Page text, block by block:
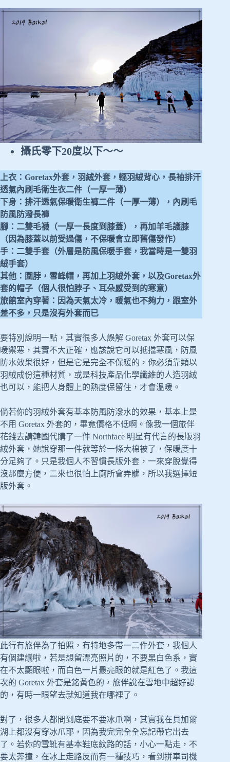
攝氏零下20度以下～～
上衣：Goretax外套，羽絨外套，輕羽絨背心，長袖排汗
透氣內刷毛衛生衣二件（一厚一薄）
下身：排汗透氣保暖衛生褲二件（一厚一薄），內刷毛
防風防潑長褲
腳：二雙毛襪（一厚一長度到膝蓋），再加羊毛護膝
（因為膝蓋以前受過傷，不保暖會立即舊傷發作）
手：二雙手套（外層是防風保暖手套，我當時是一雙羽
絨手套）
其他：圍脖，雪峰帽，再加上羽絨外套，以及Goretax外
套的帽子（個人很怕脖子、耳朵感受到的寒意）
旅館室內穿著：因為天氣太冷，暖氣也不夠力，跟室外
差不多，只是沒有外套而已
要特別說明一點，其實很多人誤解 Goretax 外套可以保
暖禦寒，其實不大正確，應該說它可以抵擋寒風，防風
防水效果很好，但是它是完全不保暖的，你必須靠類以
羽絨成份這種材質，或是科技產品化學纖維的人造羽絨
也可以，能把人身體上的熱度保留住，才會溫暖。
倘若你的羽絨外套有基本防風防潑水的效果，基本上是
不用 Goretax 外套的，畢竟價格不低啊。像我一個旅伴
花錢去請韓國代購了一件 Northface 明星有代言的長版羽
絨外套，她說穿那一件就等於一條大棉被了，保暖度十
分足夠了。只是我個人不習慣長版外套，一來穿脫覺得
沒那麼方便，二來也很怕上廁所會弄髒，所以我選擇短
版外套。
此行有旅伴為了拍照，有特地多帶一二件外套，我個人
有個建議啦，若是想留漂亮照片的，不要黑白色系，實
在不太顯眼啦，而白色一片最亮眼的就是紅色了。我這
次的 Goretax 外套是銘黃色的，旅伴說在雪地中超好認
的，有時一眼望去就知道我在哪裡了。
對了，很多人都問到底要不要冰爪啊，其實我在貝加爾
湖上都沒有穿冰爪耶，因為我完完全全忘記帶它出去
了。若你的雪靴有基本鞋底紋路的話，小心一點走，不
要太莾撞，在冰上走路反而有一種技巧，看到拼車司機